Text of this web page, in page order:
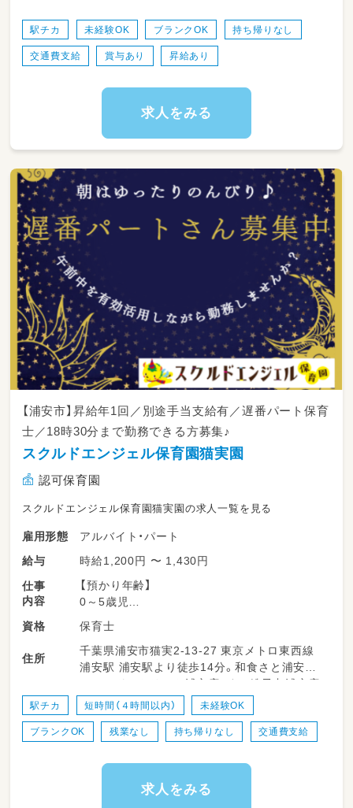
＜スケジュール例＞
07:15～登園
11:00～昼食
12:30～午睡(事務作業/ブレスチェック/休憩)
18:45～降園
駅チカ 未経験OK ブランクOK 持ち帰りなし
交通費支給 賞与あり 昇給あり
求人をみる
【浦安市】昇給年1回／別途手当支給有／遅番パート保育
士／18時30分まで勤務できる方募集♪
スクルドエンジェル保育園猫実園
認可保育園
スクルドエンジェル保育園猫実園の求人一覧を見る
雇用形態
アルバイト・パート
給与
時給1,200円 〜 1,430円
仕事
内容
【預かり年齢】
0～5歳児
【定員】
79名（浦安市の認可保育園）
12:30～18:30／13:00～18:30 など
★18:30まで勤務できる方、歓迎します！
→午後からの勤務なので、家事やご自身の時
【主な業務内容】
・子どもたちの体調管理
資格 保育士
住所
千葉県浦安市猫実2-13-27 東京メトロ東西線
浦安駅 浦安駅より徒歩14分。和食さと浦安店、
セカンドストリート浦安店、すし銚子丸浦安店
近くです。
駅チカ 短時間（４時間以内） 未経験OK
ブランクOK 残業なし 持ち帰りなし 交通費支給
求人をみる